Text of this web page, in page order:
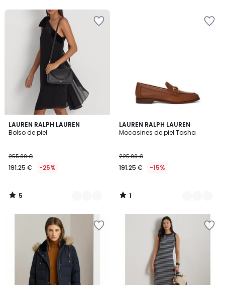
LAUREN RALPH LAUREN
Bolso de piel
255.00 €
191.25 € -25%
5
/
2
Colores
5
/
LAUREN RALPH LAUREN
Mocasines de piel Tasha
225.00 €
191.25 € -15%
1
/
2
Colores
1
/